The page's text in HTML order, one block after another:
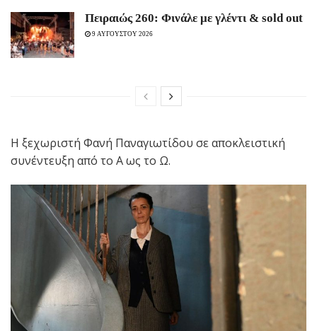
Πειραιώς 260: Φινάλε με γλέντι & sold out
9 ΑΥΓΟΥΣΤΟΥ 2026
Η ξεχωριστή Φανή Παναγιωτίδου σε αποκλειστική
συνέντευξη από το Α ως το Ω.